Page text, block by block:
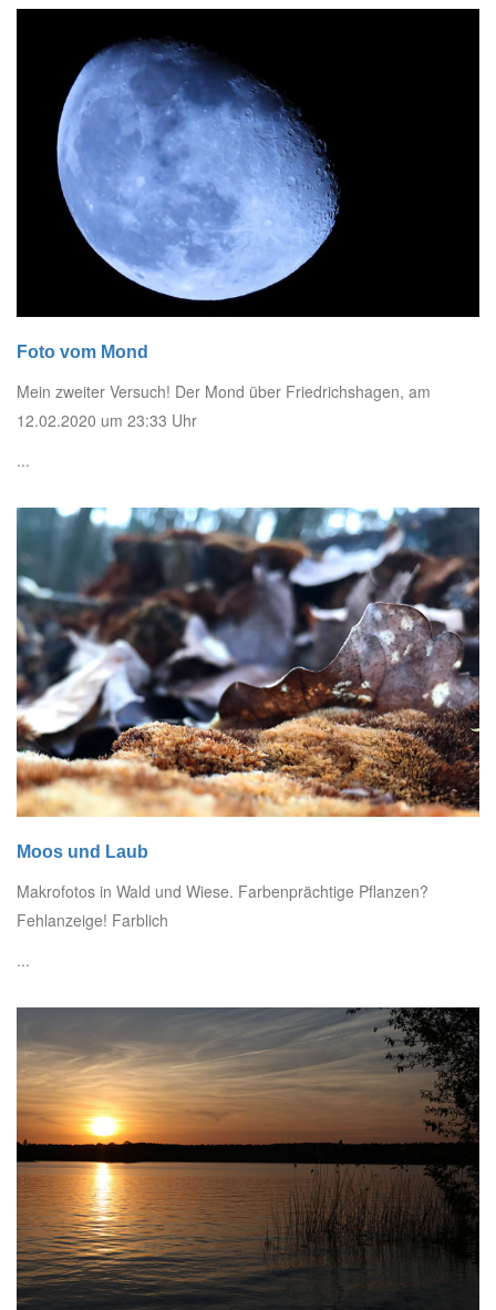
Foto vom Mond
Mein zweiter Versuch! Der Mond über Friedrichshagen, am
12.02.2020 um 23:33 Uhr
...
Moos und Laub
Makrofotos in Wald und Wiese. Farbenprächtige Pflanzen?
Fehlanzeige! Farblich
...